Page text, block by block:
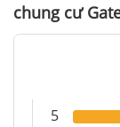
chung cư
5